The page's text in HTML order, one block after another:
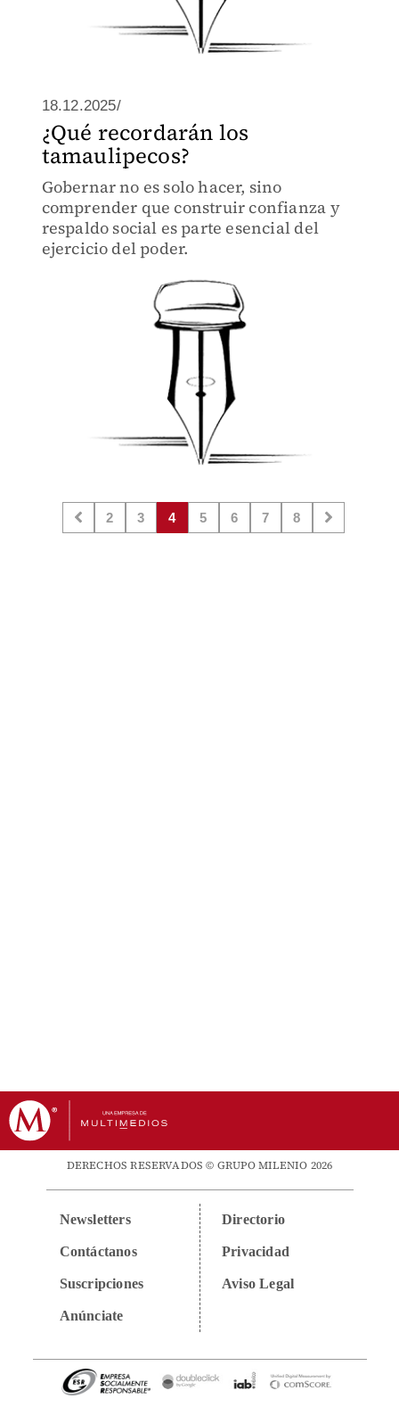
18.12.2025/
¿Qué recordarán los
tamaulipecos?
Gobernar no es solo hacer, sino
comprender que construir confianza y
respaldo social es parte esencial del
ejercicio del poder.
2 3 4 5 6 7 8
DERECHOS RESERVADOS © GRUPO MILENIO 2026
Newsletters
Contáctanos
Suscripciones
Anúnciate
Directorio
Privacidad
Aviso Legal